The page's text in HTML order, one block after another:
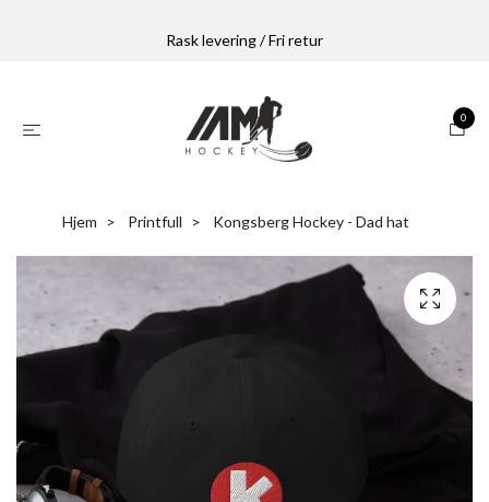
Rask levering / Fri retur
0
Hjem Printfull Kongsberg Hockey - Dad hat